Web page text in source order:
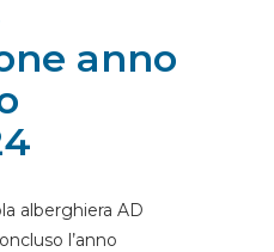
anno
alberghiera AD
l’anno